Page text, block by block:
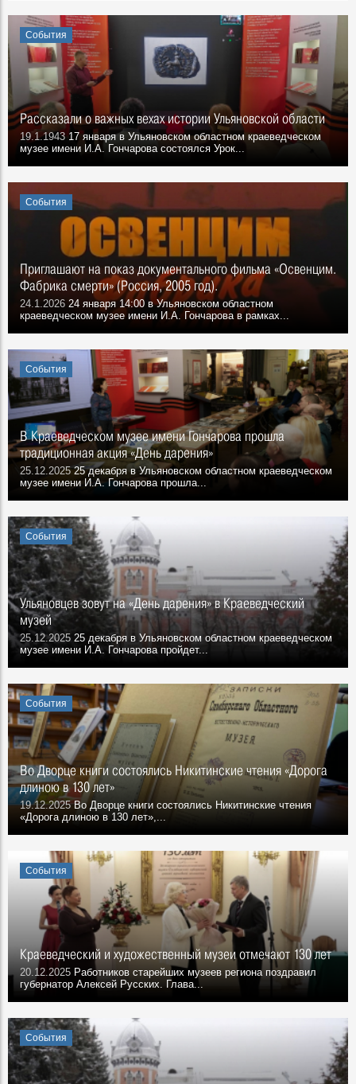
События
Рассказали о важных вехах истории Ульяновской области
19.1.194317 января в Ульяновском областном краеведческом
музее имени И.А. Гончарова состоялся Урок...
События
Приглашают на показ документального фильма «Освенцим.
Фабрика смерти» (Россия, 2005 год).
24.1.2026 24 января 14:00 в Ульяновском областном
краеведческом музее имени И.А. Гончарова в рамках...
События
В Краеведческом музее имени Гончарова прошла
традиционная акция «День дарения»
25.12.202525 декабря в Ульяновском областном краеведческом
музее имени И.А. Гончарова прошла...
События
Ульяновцев зовут на «День дарения» в Краеведческий
музей
25.12.2025 25 декабря в Ульяновском областном краеведческом
музее имени И.А. Гончарова пройдет...
События
Во Дворце книги состоялись Никитинские чтения «Дорога
длиною в 130 лет»
19.12.2025Во Дворце книги состоялись Никитинские чтения
«Дорога длиною в 130 лет»,...
События
Краеведческий и художественный музеи отмечают 130 лет
20.12.2025 Работников старейших музеев региона поздравил
губернатор Алексей Русских. Глава...
События